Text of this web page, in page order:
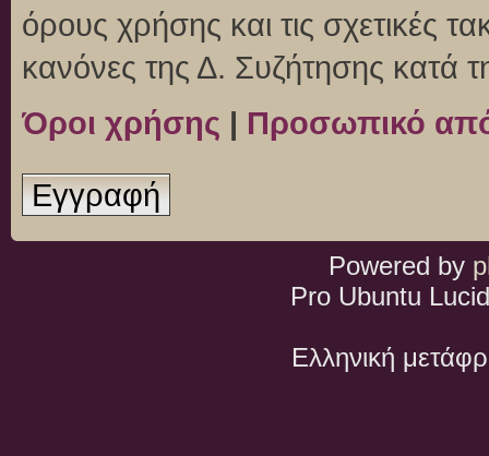
όρους χρήσης και τις σχετικές
κανόνες της Δ. Συζήτησης κατά
Όροι χρήσης | Προσωπικό
Εγγραφή
Powered by
Pro Ubuntu
Ελληνική